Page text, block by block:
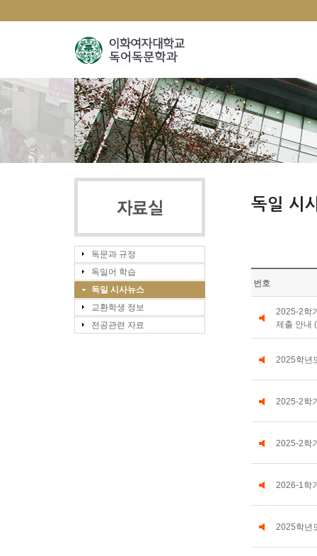
독문과 규정
독일어 학습
독일 시사뉴스
교환학생 정보
전공관련 자료
번호
2025-2학
제출 안내
2025학년
2025-2학
2025-2학
2026-1학
2025학년
독일 시